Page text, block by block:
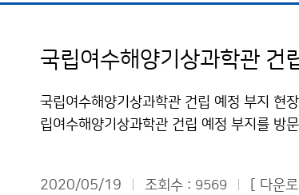
국립여수해양기상과학관 건
국립여수해양기상과학관 건립 예정 부지 현
립여수해양기상과학관 건립 예정 부지를 방
2020/05/19 조회수 : 9569 [ 다운